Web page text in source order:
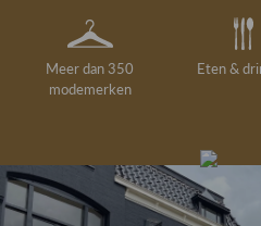
Meer dan 350
modemerken
Eten &
drankje
Gratis
de